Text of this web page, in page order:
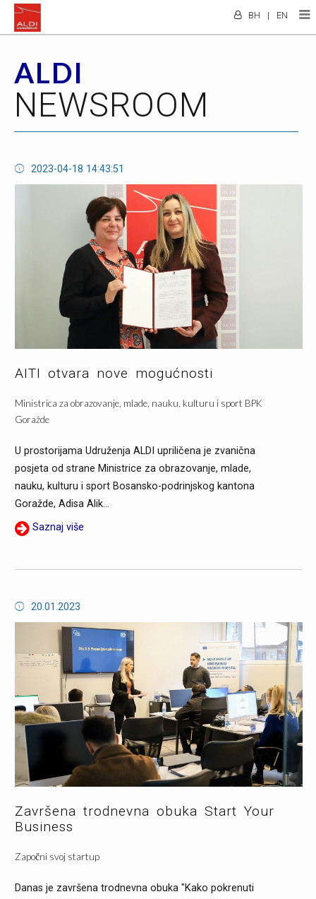
EN
|
BH
ALDI
NEWSROOM
2023-04-18 14:43:51
AITI otvara nove mogućnosti
Ministrica za obrazovanje, mlade, nauku, kulturu i sport BPK
Goražde
U prostorijama Udruženja ALDI upriličena je zvanična
posjeta od strane Ministrice za obrazovanje, mlade,
nauku, kulturu i sport Bosansko-podrinjskog kantona
Goražde, Adisa Alik...
Saznaj više
20.01.2023
Završena trodnevna obuka Start Your
Business
Započni svoj startup
Danas je završena trodnevna obuka "Kako pokrenuti